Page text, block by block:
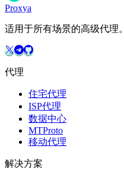
Proxya
适用于所有场景的高级代理。
代理
住宅代理
ISP代理
数据中心
MTProto
移动代理
解决方案